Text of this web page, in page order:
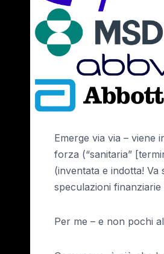
Emerge via via – viene
forza (“sanitaria”
(inventata e indotta!
speculazioni
Per me – e non pochi